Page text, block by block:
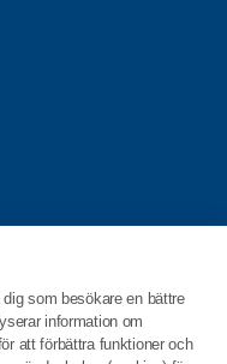
som besökare en bättre
information om
att förbättra funktioner och